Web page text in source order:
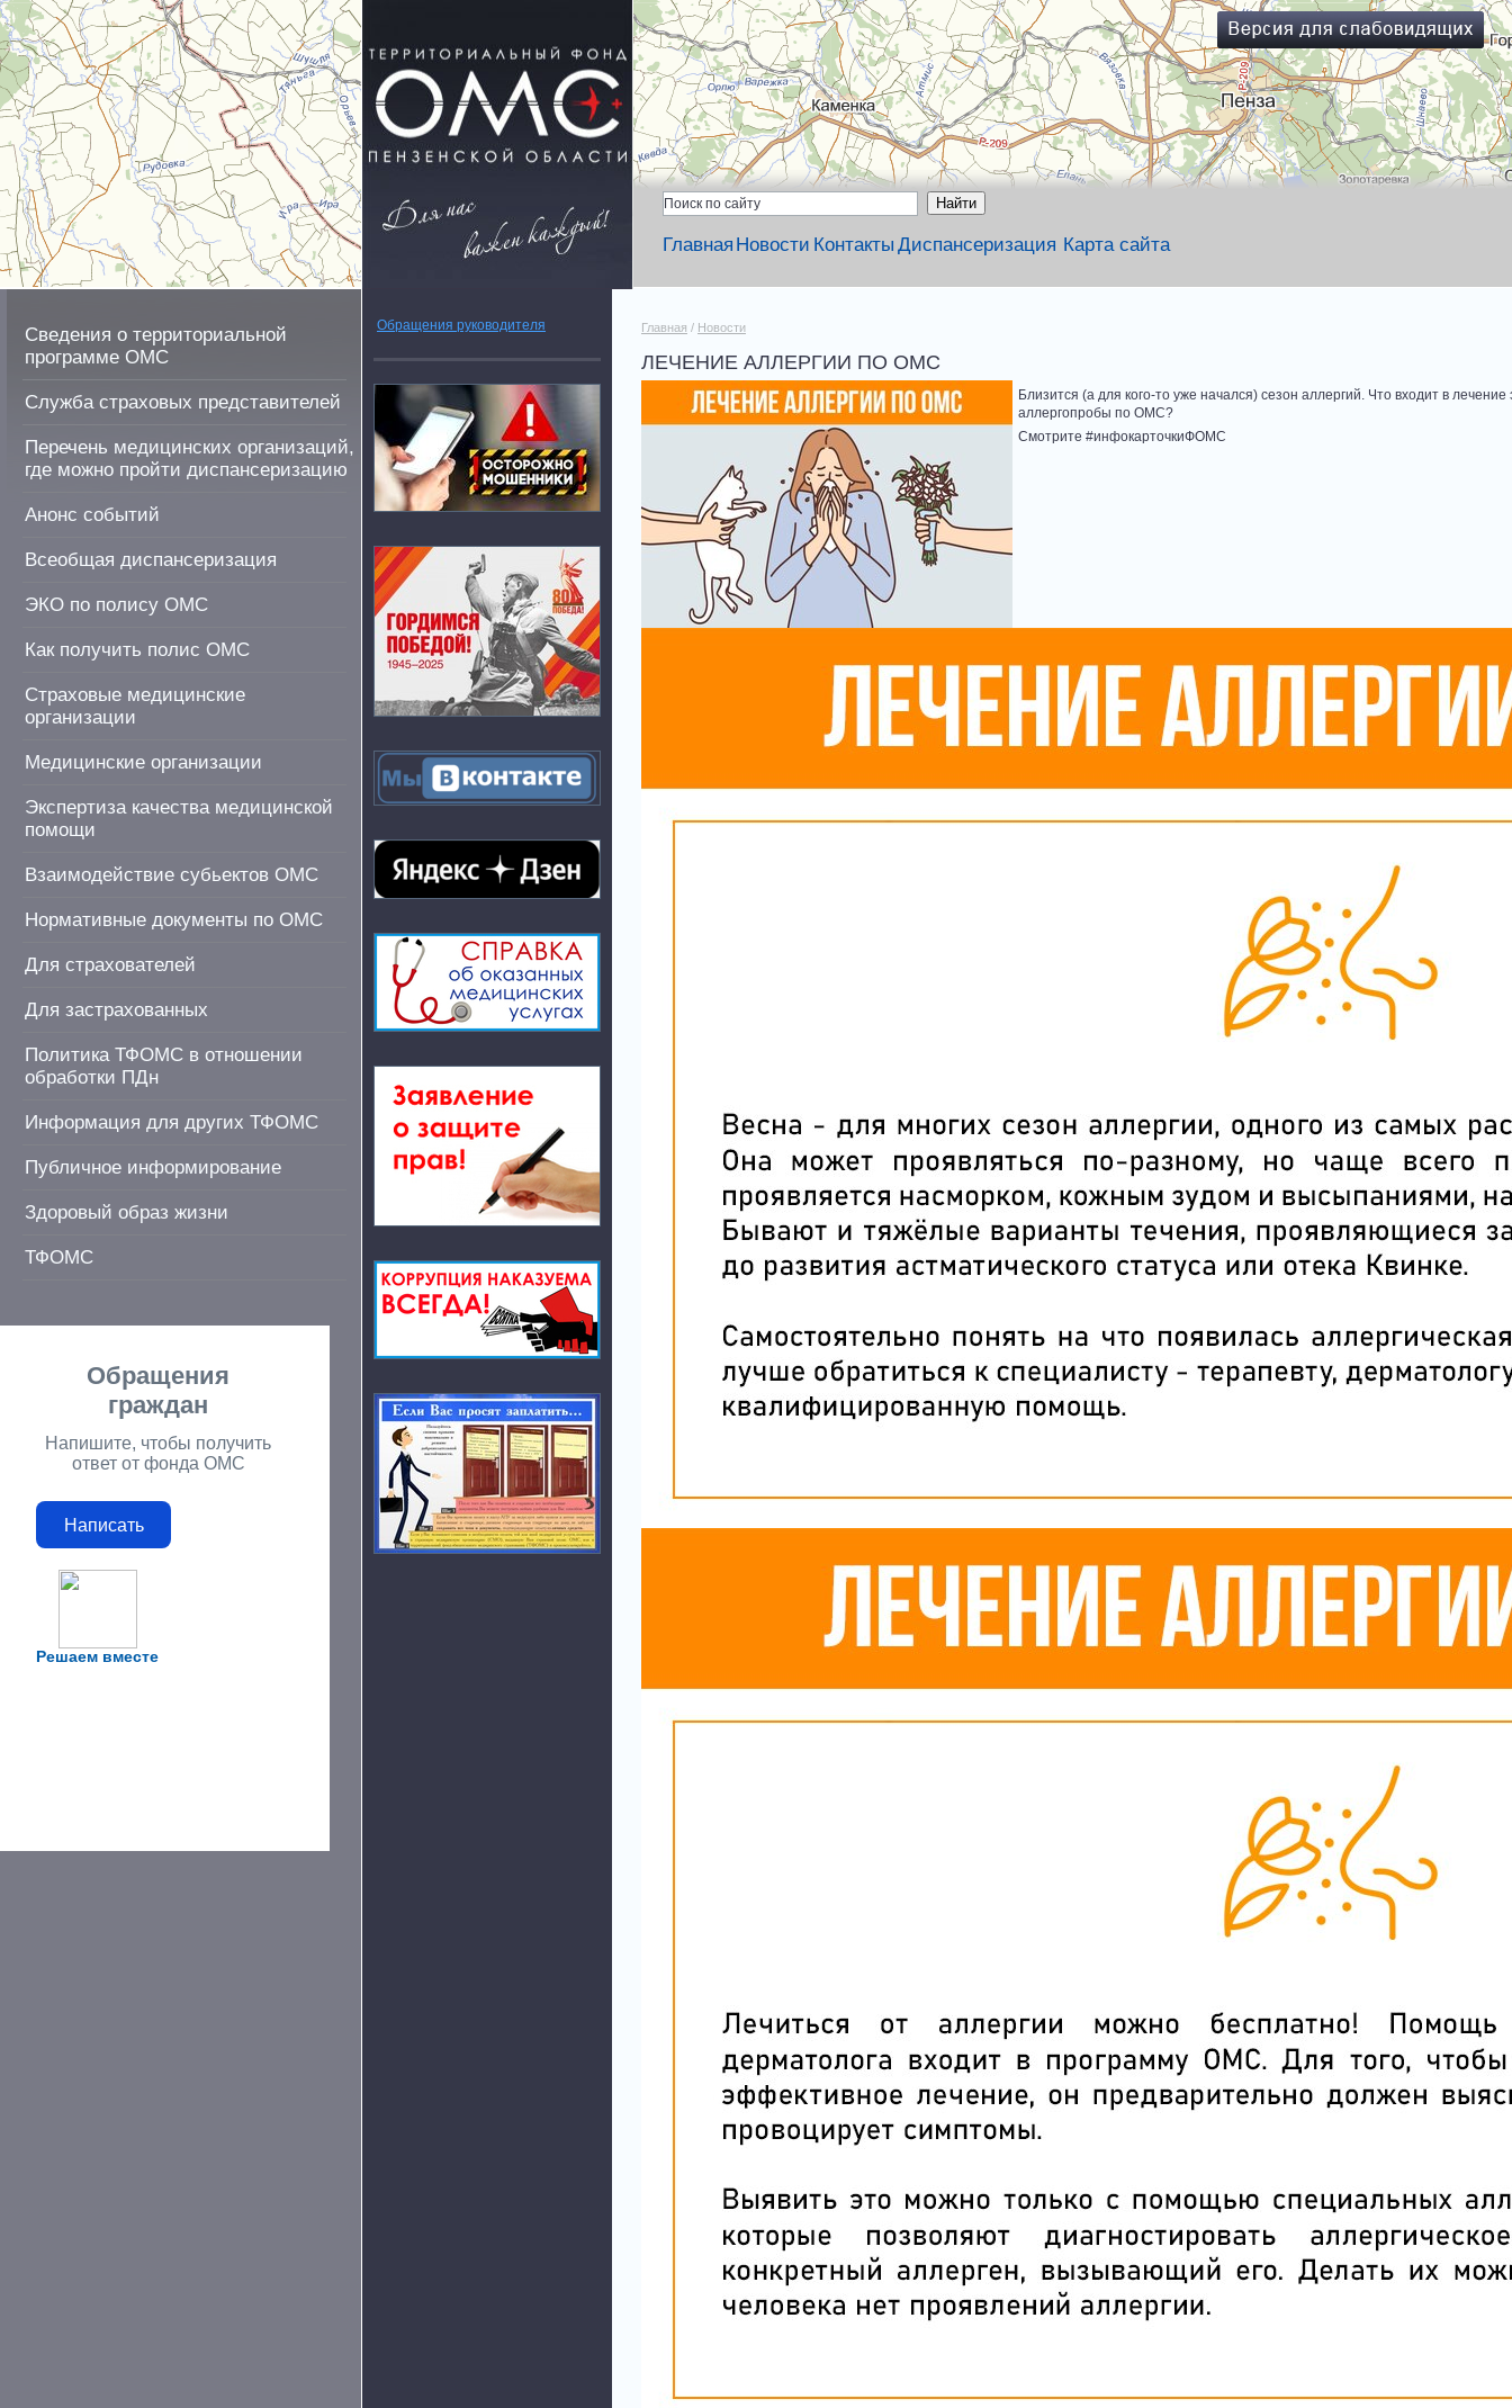
Главная Новости Контакты Диспансеризация Карта сайта
Сведения о территориальной
программе ОМС
Служба страховых представителей
Перечень медицинских организаций,
где можно пройти диспансеризацию
Анонс событий
Всеобщая диспансеризация
ЭКО по полису ОМС
Как получить полис ОМС
Страховые медицинские
организации
Медицинские организации
Экспертиза качества медицинской
помощи
Взаимодействие субьектов ОМС
Нормативные документы по ОМС
Для страхователей
Для застрахованных
Политика ТФОМС в отношении
обработки ПДн
Информация для других ТФОМС
Публичное информирование
Здоровый образ жизни
ТФОМС
Решаем вместе
Обращения
граждан
Напишите, чтобы получить
ответ от фонда ОМС
Написать
Обращения руководителя Главная / Новости
ЛЕЧЕНИЕ АЛЛЕРГИИ ПО ОМС
Близится (а для кого-то уже начался) сезон аллергий. Что входит в
аллергопробы по ОМС?
Смотрите #инфокарточкиФОМС